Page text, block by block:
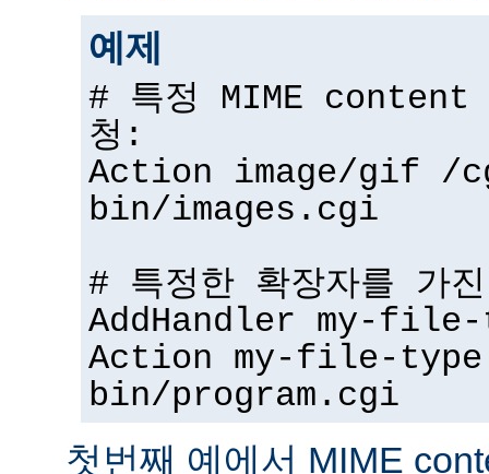
예제
# 특정 MIME content
청:
Action image/gif /
bin/images.cgi
# 특정한 확장자를 가
AddHandler my-
Action my-file-
bin/program.cgi
첫번째 예에서 MIME